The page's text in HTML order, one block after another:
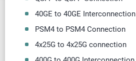
40GE to 40GE Interconnection
PSM4 to PSM4 Connection
4x25G to 4x25G connection